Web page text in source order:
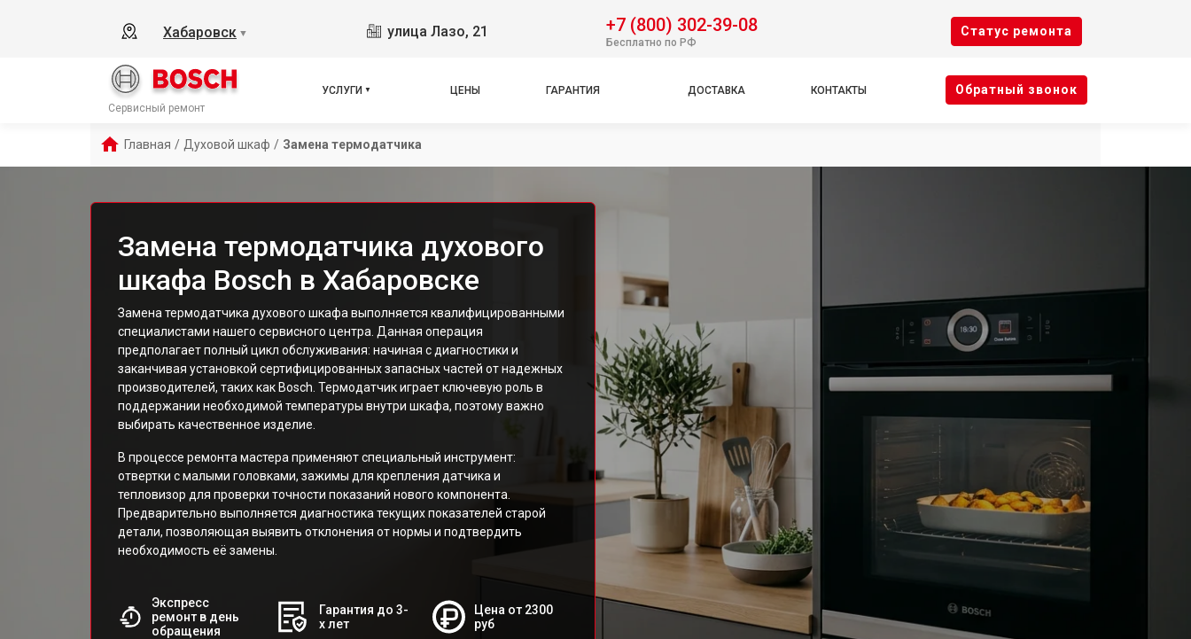
Хабаровск ▼ улица Лазо, 21 +7 (800) 302-39-08
Бесплатно по РФ
Cтатус ремонта
Сервисный ремонт
УСЛУГИ ЦЕНЫ ГАРАНТИЯ ДОСТАВКА КОНТАКТЫ Oбратный звонок
Главная / Духовой шкаф / Замена термодатчика
Замена термодатчика духового
шкафа Bosch в Хабаровске
Замена термодатчика духового шкафа выполняется квалифицированными
специалистами нашего сервисного центра. Данная операция
предполагает полный цикл обслуживания: начиная с диагностики и
заканчивая установкой сертифицированных запасных частей от надежных
производителей, таких как Bosch. Термодатчик играет ключевую роль в
поддержании необходимой температуры внутри шкафа, поэтому важно
выбирать качественное изделие.
В процессе ремонта мастера применяют специальный инструмент:
отвертки с малыми головками, зажимы для крепления датчика и
тепловизор для проверки точности показаний нового компонента.
Предварительно выполняется диагностика текущих показателей старой
детали, позволяющая выявить отклонения от нормы и подтвердить
необходимость её замены.
Экспресс
ремонт в день
обращения
Гарантия до 3-
х лет
Цена от 2300
руб